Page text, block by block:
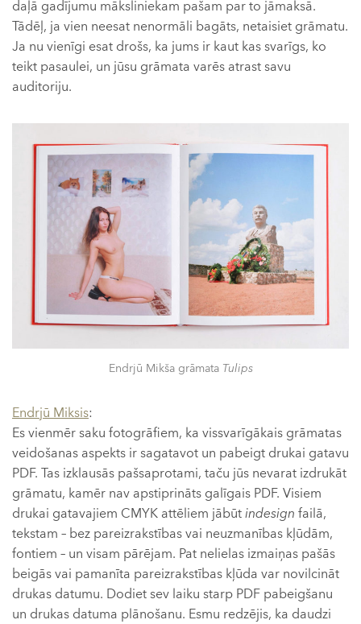
daļā gadījumu māksliniekam pašam par to jāmaksā.
Tādēļ, ja vien neesat nenormāli bagāts, netaisiet grāmatu.
Ja nu vienīgi esat drošs, ka jums ir kaut kas svarīgs, ko
teikt pasaulei, un jūsu grāmata varēs atrast savu
auditoriju.
Endrjū Mikša grāmata Tulips
Endrjū Miksis:
Es vienmēr saku fotogrāfiem, ka vissvarīgākais grāmatas
veidošanas aspekts ir sagatavot un pabeigt drukai gatavu
PDF. Tas izklausās pašsaprotami, taču jūs nevarat izdrukāt
grāmatu, kamēr nav apstiprināts galīgais PDF. Visiem
drukai gatavajiem CMYK attēliem jābūtindesign failā,
tekstam – bez pareizrakstības vai neuzmanības kļūdām,
fontiem – un visam pārējam. Pat nelielas izmaiņas pašās
beigās vai pamanīta pareizrakstības kļūda var novilcināt
drukas datumu. Dodiet sev laiku starp PDF pabeigšanu
un drukas datuma plānošanu. Esmu redzējis, ka daudzi